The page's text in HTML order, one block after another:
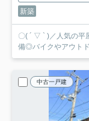
新築
〇( ´ ▽ ` )／人気の平
備◎バイクやアウト
中古一戸建